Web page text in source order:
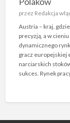
przez Redakcja
Austria – kraj,
precyzją, a w
dynamicznego
gracz europejskiej
narciarskich
sukces. Rynek